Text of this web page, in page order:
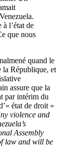
l’état de
que nous
quand le
la République, et
assure que la
par intérim du
état de droit »
violence and
Assembly
law and will be